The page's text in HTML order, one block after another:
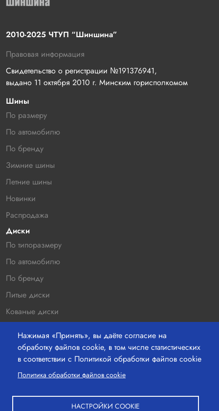
Нажимая «Принять», вы даёте согласие на
обработку файлов cookie, в том числе статистических
в соответствии с Политикой обработки файлов cookie
Политика обработки файлов cookie
НАСТРОЙКИ COOKIE
2010-2025 ЧТУП “Шиншина”
Правовая информация
Свидетельство о регистрации №191376941,
выдано 11 октября 2010 г. Минским горисполкомом
Шины
По размеру
По автомобилю
По бренду
Зимние шины
Летние шины
Новинки
Распродажа
Диски
По типоразмеру
По автомобилю
По бренду
Литые диски
Кованые диски
Распродажа
Контакты
220036 г.Минск, Бетонный проезд 19а, офис 211
+37529-363-05-00